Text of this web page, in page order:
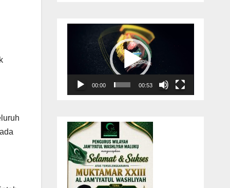
Video
00:00 00:53